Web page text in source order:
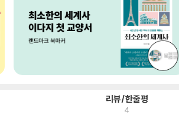
리뷰/한줄평
4